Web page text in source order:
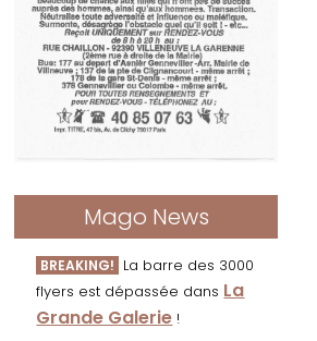
Mago News
BREAKING! La barre des 3000
flyers est dépassée dans La
Grande Galerie !